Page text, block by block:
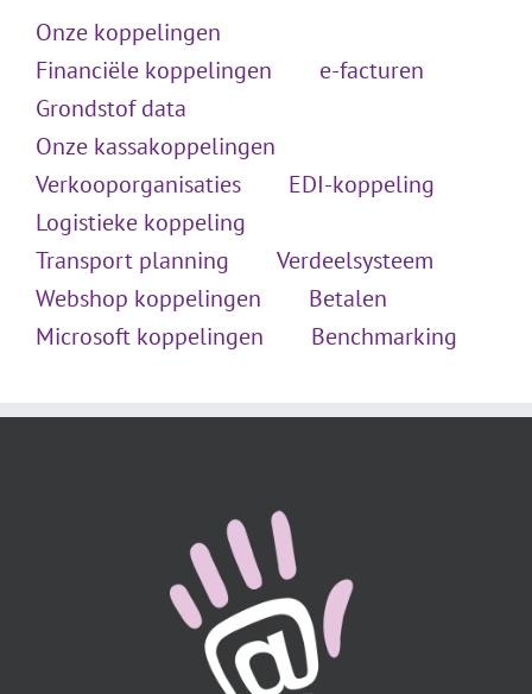
Onze koppelingen
Financiële koppelingen
e-facturen
Grondstof data
Onze kassakoppelingen
Verkooporganisaties
EDI-koppeling
Logistieke koppeling
Transport planning
Verdeelsysteem
Webshop koppelingen
Betalen
Microsoft koppelingen
Benchmarking